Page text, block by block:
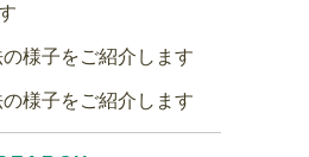
様子をご紹介します
様子をご紹介します